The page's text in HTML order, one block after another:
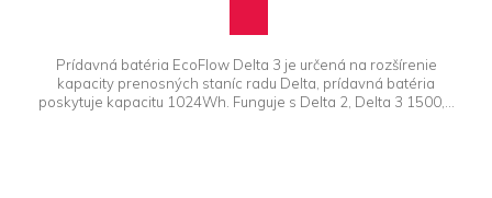
Prídavná batéria EcoFlow Delta 3 je určená na rozšírenie
kapacity prenosných staníc radu Delta, prídavná batéria
poskytuje kapacitu 1024Wh. Funguje s Delta 2, Delta 3 1500,...